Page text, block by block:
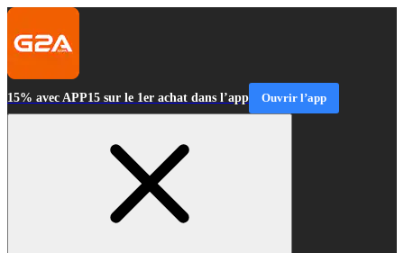
15% avec APP15 sur le 1er achat dans l’app Ouvrir l’app